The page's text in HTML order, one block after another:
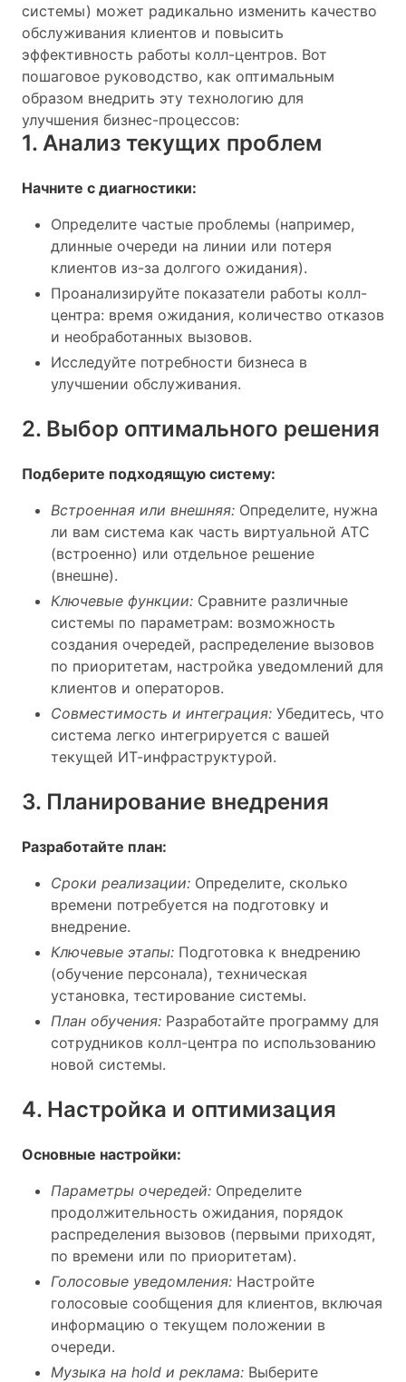
системы) может радикально изменить качество
обслуживания клиентов и повысить
эффективность работы колл-центров. Вот
пошаговое руководство, как оптимальным
образом внедрить эту технологию для
улучшения бизнес-процессов:
1. Анализ текущих проблем
Начните с диагностики:
Определите частые проблемы (например,
длинные очереди на линии или потеря
клиентов из-за долгого ожидания).
Проанализируйте показатели работы колл-
центра: время ожидания, количество отказов
и необработанных вызовов.
Исследуйте потребности бизнеса в
улучшении обслуживания.
2. Выбор оптимального решения
Подберите подходящую систему:
Встроенная или внешняя: Определите, нужна
ли вам система как часть виртуальной АТС
(встроенно) или отдельное решение
(внешне).
Ключевые функции: Сравните различные
системы по параметрам: возможность
создания очередей, распределение вызовов
по приоритетам, настройка уведомлений для
клиентов и операторов.
Совместимость и интеграция: Убедитесь, что
система легко интегрируется с вашей
текущей ИТ-инфраструктурой.
3. Планирование внедрения
Разработайте план:
Сроки реализации: Определите, сколько
времени потребуется на подготовку и
внедрение.
Ключевые этапы: Подготовка к внедрению
(обучение персонала), техническая
установка, тестирование системы.
План обучения: Разработайте программу для
сотрудников колл-центра по использованию
новой системы.
4. Настройка и оптимизация
Основные настройки:
Параметры очередей: Определите
продолжительность ожидания, порядок
распределения вызовов (первыми приходят,
по времени или по приоритетам).
Голосовые уведомления: Настройте
голосовые сообщения для клиентов, включая
информацию о текущем положении в
очереди.
Музыка на hold и реклама: Выберите